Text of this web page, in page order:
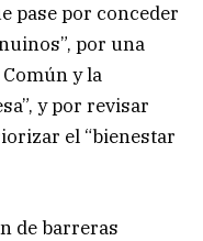
pase por conceder
por una
y la
y por revisar
el “bienestar
de barreras